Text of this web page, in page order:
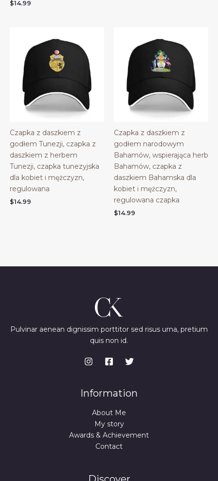
$14.99
Czapka z daszkiem z
godłem Tunezji, czapka z
daszkiem z herbem
Tunezji, czapka tunezyjska
dla kobiet i mężczyzn,
regulowana
$14.99
Czapka z daszkiem z
godłem narodowym
Bahamów, wspierająca herb
Bahamów, czapka z
daszkiem Bahamska dla
kobiet i mężczyzn,
regulowana czapka
$14.99
Pulvinar aenean dignissim porttitor sed risus urna, pretium
quis non id.
Information
About Me
My story
Awards & Achievement
Contact